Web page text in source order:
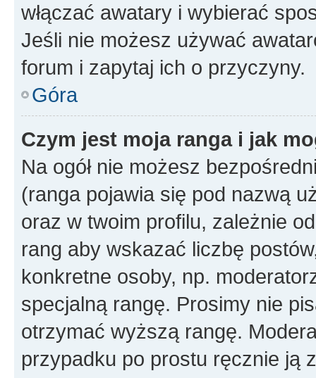
włączać awatary i wybierać
Jeśli nie możesz używać
forum i zapytaj ich o przyczyny.
Góra
Czym jest moja ranga i jak
Na ogół nie możesz
(ranga pojawia się pod nazwą
oraz w twoim profilu, zależnie
rang aby wskazać liczbę
konkretne osoby, np.
specjalną rangę. Prosimy nie
otrzymać wyższą rangę.
przypadku po prostu ręcznie ją